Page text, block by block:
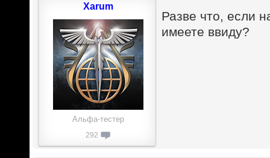
Разве что, если
имеете ввиду?
Xarum
Альфа-тестер
292